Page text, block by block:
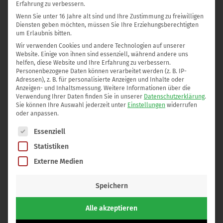
sollte jeder gerade in den dunklen Wintermonaten
dieses Vitamin extra zu sich nehmen! Es lässt nicht nur
Haare wachsen, sondern verbessert das Hautbild und
hellt die Stimmung auf!
Der andere Rat ist für die Ü40-Power-Generation
besonders wichtig.
Der Hormonspiegel sinkt signifikant in diesem Alter,
was sich nicht nur den Stoffwechsel auswirkt, sondern
auch die Haut schlaff und faltig werden lässt. Die
substituiert eure fehlenden Hormone durch natürliche
Und der letzte Rat ist mit der Wichtigste: Liebt euch
Erfahrung zu verbessern.
Wenn Sie unter 16 Jahre alt sind und Ihre Zustimmung zu freiwilligen
Diensten geben möchten, müssen Sie Ihre Erziehungsberechtigten
um Erlaubnis bitten.
Wir verwenden Cookies und andere Technologien auf unserer
Website. Einige von ihnen sind essenziell, während andere uns
helfen, diese Website und Ihre Erfahrung zu verbessern.
Personenbezogene Daten können verarbeitet werden (z. B. IP-
Adressen), z. B. für personalisierte Anzeigen und Inhalte oder
Anzeigen- und Inhaltsmessung. Weitere Informationen über die
Verwendung Ihrer Daten finden Sie in unserer Datenschutzerklärung.
Sie können Ihre Auswahl jederzeit unter Einstellungen widerrufen
oder anpassen.
Es folgt eine Liste der Service-Gruppen, für die eine
Essenziell
Statistiken
Externe Medien
Speichern
Alle akzeptieren